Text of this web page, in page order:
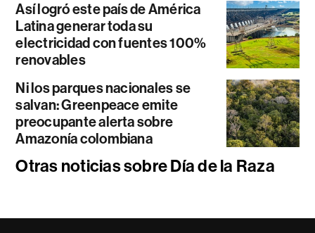
Así logró este país de América
Latina generar toda su
electricidad con fuentes 100%
renovables
Ni los parques nacionales se
salvan: Greenpeace emite
preocupante alerta sobre
Amazonía colombiana
Otras noticias sobre Día de la Raza